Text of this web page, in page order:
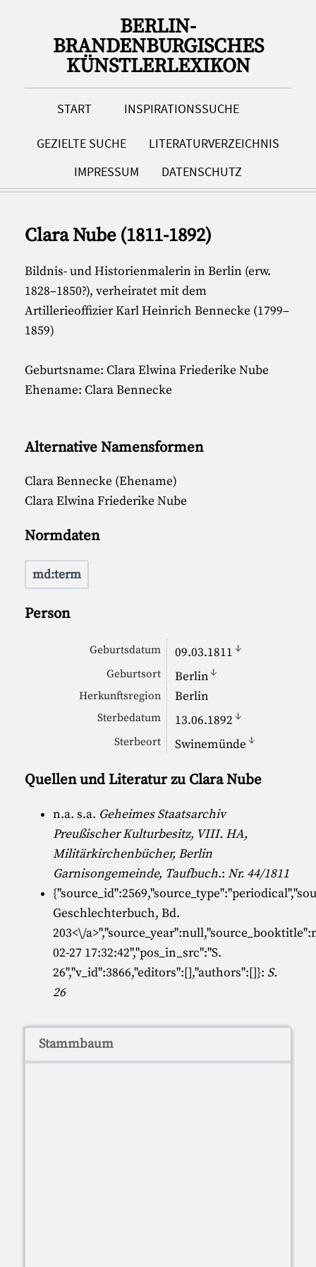
BERLIN-
BRANDENBURGISCHES
KÜNSTLERLEXIKON
START INSPIRATIONSSUCHE
GEZIELTE SUCHE
LITERATURVERZEICHNIS
IMPRESSUM
DATENSCHUTZ
Clara Nube (1811-1892)
Bildnis- und Historienmalerin in Berlin (erw.
1828–1850?), verheiratet mit dem
Artillerieoffizier Karl Heinrich Bennecke (1799–
1859)
Geburtsname: Clara Elwina Friederike Nube
Ehename: Clara Bennecke
Alternative Namensformen
Clara Bennecke (Ehename)
Clara Elwina Friederike Nube
Normdaten
md:term
Person
Geburtsdatum 09.03.1811 ↓
Geburtsort Berlin↓
Herkunftsregion Berlin
Sterbedatum 13.06.1892 ↓
Sterbeort Swinemünde ↓
Quellen und Literatur zu Clara Nube
n.a. s.a. Geheimes Staatsarchiv
Preußischer Kulturbesitz, VIII. HA,
Militärkirchenbücher, Berlin
Garnisongemeinde, Taufbuch.:Nr. 44/1811
Geschlechterbuch, Bd.
203<\/
02-27 17:32:42","pos_in_src":"S.
26","v_id":3866,"editors":[],"authors":[]}: S.
26
Stammbaum